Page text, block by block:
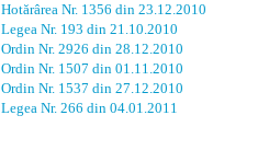
Hotărârea Nr. 1356 din 23.12.2010
Legea Nr. 193 din 21.10.2010
Ordin Nr. 2926 din 28.12.2010
Ordin Nr. 1507 din 01.11.2010
Ordin Nr. 1537 din 27.12.2010
Legea Nr. 266 din 04.01.2011